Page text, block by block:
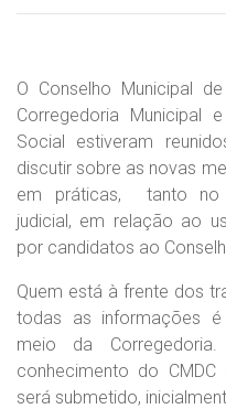
O Conselho Municipal
Corregedoria Municipal
Social estiveram
discutir sobre as novas
em práticas, tanto no
judicial, em relação ao
por candidatos ao
Quem está à frente dos
todas as informações é
meio da
conhecimento do
será submetido,